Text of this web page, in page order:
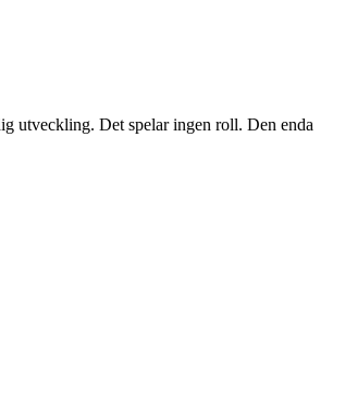
utveckling. Det spelar ingen roll. Den enda